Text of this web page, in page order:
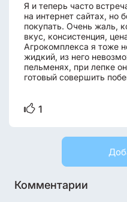
Я и теперь часто
на интернет сайтах, но
покупать. Очень жаль,
вкус, консистенция,
Агрокомплекса я тоже
жидкий, из него
пельменях, при лепке
готовый совершить
1
Комментарии